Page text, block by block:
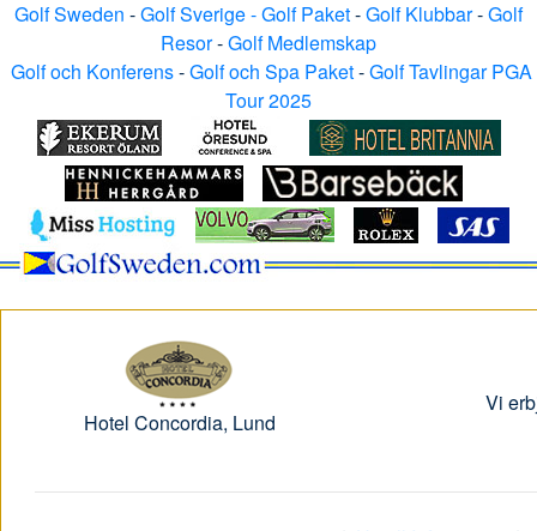
Golf Sweden -Golf Sverige - Golf Paket-Golf Klubbar-Golf
Resor-Golf Medlemskap
Golf och Konferens-Golf och Spa Paket-Golf Tavlingar PGA
Tour 2025
Hotel Concordia, Lund
Vi